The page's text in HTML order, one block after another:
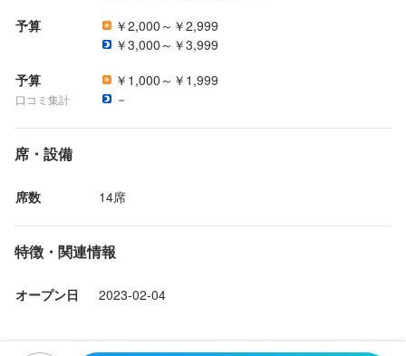
予算
￥2,000～￥2,999
￥3,000～￥3,999
予算
口コミ集計
￥1,000～￥1,999
－
席・設備
席数 14席
特徴・関連情報
オープン日 2023-02-04
店名
薬膳スパイスカレー＆グルテンフリーバルSpys Oasis
勤務地
大阪府大阪市中央区難波1-5-8
株式会社リズム
最終更新日2024/10/25